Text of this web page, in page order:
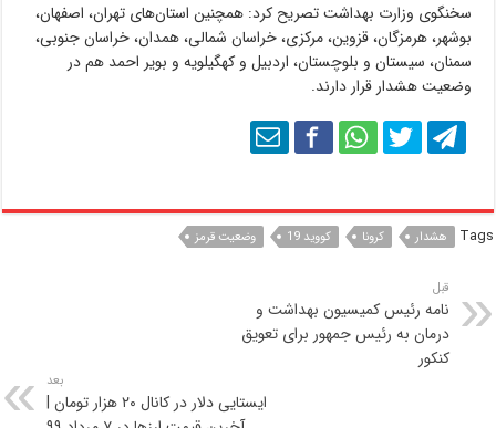
سخنگوی وزارت بهداشت تصریح کرد: همچنین استان‌های تهران، اصفهان،
بوشهر، هرمزگان، قزوین، مرکزی، خراسان شمالی، همدان، خراسان جنوبی،
سمنان، سیستان و بلوچستان، اردبیل و کهگیلویه و بویر احمد هم در
وضعیت هشدار قرار دارند.
Tags هشدار كرونا كوويد 19 وضعيت قرمز
قبل
نامه رئیس کمیسیون بهداشت و
درمان به رئیس جمهور برای تعویق
کنکور
بعد
ایستایی دلار در کانال ۲۰ هزار تومان |